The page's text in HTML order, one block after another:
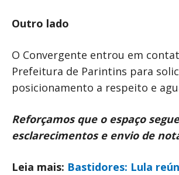
Outro lado
O Convergente entrou em
Prefeitura de Parintins para
posicionamento a respeito e
Reforçamos que o espaço
esclarecimentos e envio de
Leia mais: Bastidores: Lula